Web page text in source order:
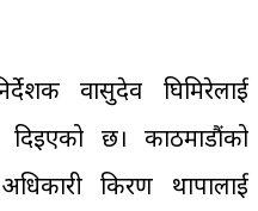
वासुदेव घिमिरेलाई
दिइएको छ। काठमाडौंको
किरण थापालाई